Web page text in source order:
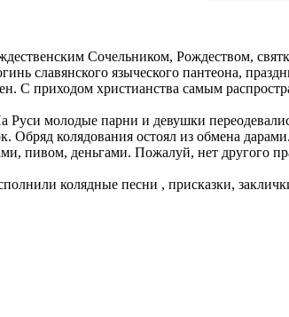
Сочельником, Рождеством,
славянского языческого пантеона,
С приходом христианства самым
Руси молодые парни и девушки
колядования остоял из обмена
пивом, деньгами. Пожалуй, нет другого
колядные песни , присказки,